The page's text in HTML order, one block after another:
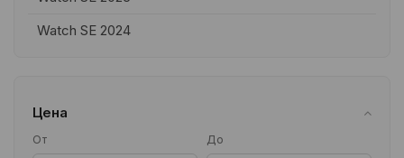
Watch SE 2024
Цена
От До